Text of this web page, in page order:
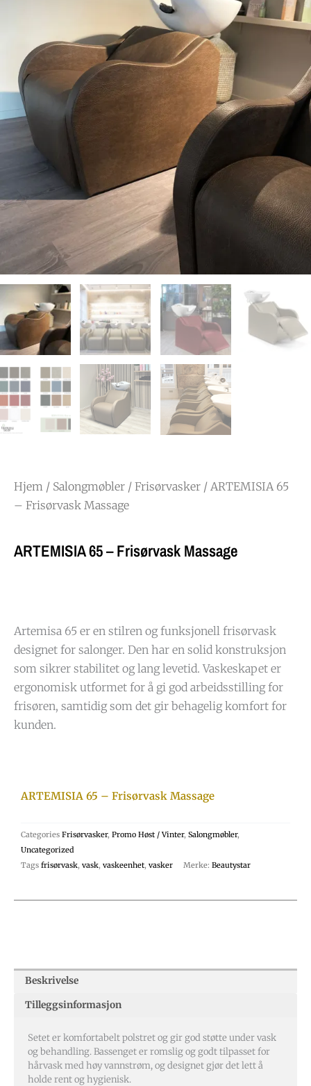
Hjem / Salongmøbler / Frisørvasker / ARTEMISIA 65
– Frisørvask Massage
ARTEMISIA 65 – Frisørvask Massage
Artemisa 65 er en stilren og funksjonell frisørvask
designet for salonger. Den har en solid konstruksjon
som sikrer stabilitet og lang levetid. Vaskeskapet er
ergonomisk utformet for å gi god arbeidsstilling for
frisøren, samtidig som det gir behagelig komfort for
kunden.
ARTEMISIA 65 – Frisørvask Massage
Categories Frisørvasker, Promo Høst / Vinter, Salongmøbler,
Uncategorized
Tags frisørvask, vask, vaskeenhet, vasker Merke: Beautystar
Beskrivelse
Tilleggsinformasjon
Setet er komfortabelt polstret og gir god støtte under vask
og behandling. Bassenget er romslig og godt tilpasset for
hårvask med høy vannstrøm, og designet gjør det lett å
holde rent og hygienisk.